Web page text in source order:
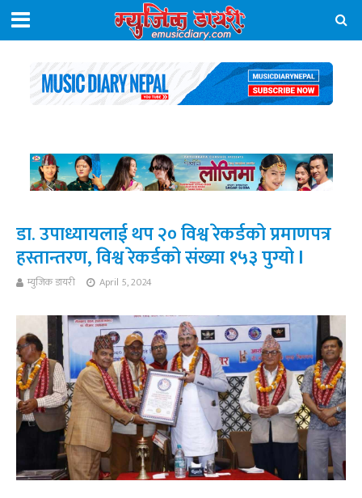
डा. उपाध्यायलाई थप २० विश्व रेकर्डको प्रमाणपत्र
हस्तान्तरण, विश्व रेकर्डको संख्या १५३ पुग्यो l
म्युजिक डायरी April 5, 2024